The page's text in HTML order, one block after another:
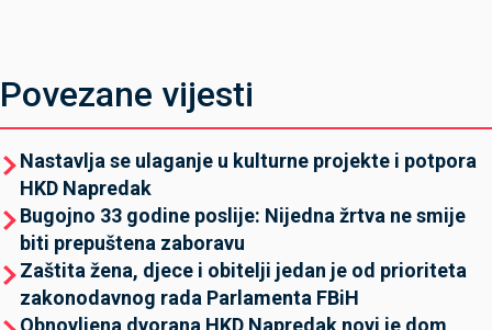
Povezane vijesti
Nastavlja se ulaganje u kulturne projekte i potpora
HKD Napredak
Bugojno 33 godine poslije: Nijedna žrtva ne smije
biti prepuštena zaboravu
Zaštita žena, djece i obitelji jedan je od prioriteta
zakonodavnog rada Parlamenta FBiH
Obnovljena dvorana HKD Napredak novi je dom